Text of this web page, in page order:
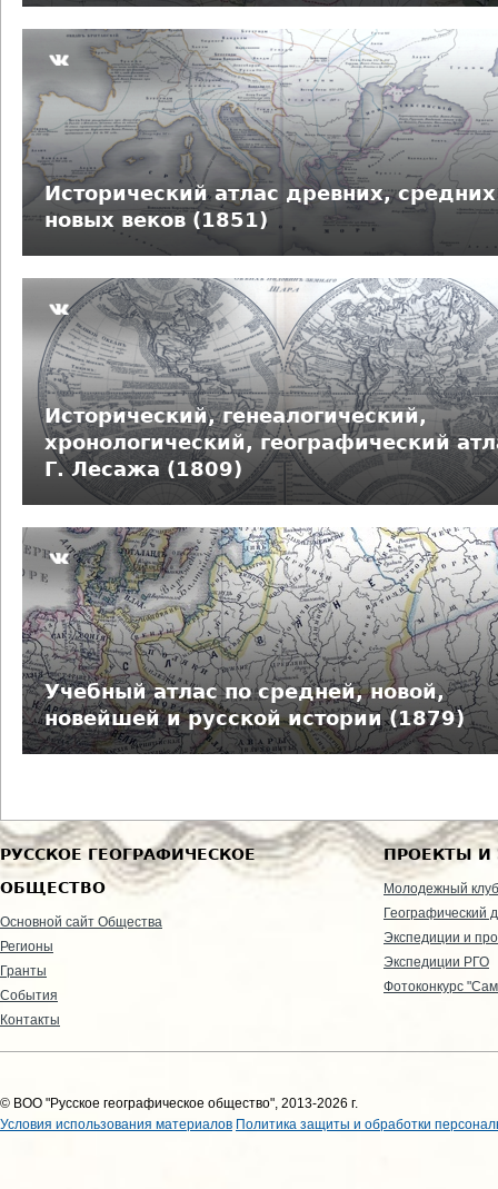
Исторический атлас древних,
новых веков (1851)
Исторический, генеалогический,
хронологический, географический
Г. Лесажа (1809)
Учебный атлас по средней, новой,
новейшей и русской истории (1879)
РУССКОЕ ГЕОГРАФИЧЕСКОЕ
ОБЩЕСТВО
Основной сайт Общества
Регионы
Гранты
События
Контакты
ПРОЕКТЫ И
Молодежный клуб
Географический
Экспедиции и
Экспедиции РГО
Фотоконкурс
© ВОО "Русское географическое общество", 2013-2026 г.
Условия использования материалов Политика защиты и обработки